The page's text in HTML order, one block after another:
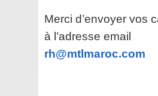
Merci d’envoyer vos
à l’adresse email
rh@mtlmaroc.com